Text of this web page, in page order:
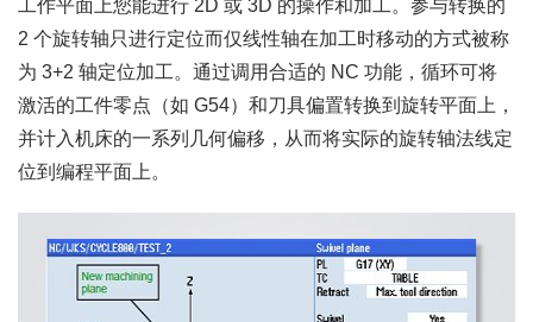
工作平面上您能进行 2D 或 3D 的操作和加工。参与转换的
2 个旋转轴只进行定位而仅线性轴在加工时移动的方式被称
为 3+2 轴定位加工。通过调用合适的 NC 功能，循环可将
激活的工件零点（如 G54）和刀具偏置转换到旋转平面上，
并计入机床的一系列几何偏移，从而将实际的旋转轴法线定
位到编程平面上。